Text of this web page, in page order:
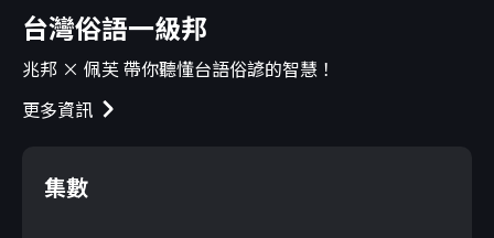
台灣俗語一級邦
兆邦 × 佩芙 帶你聽懂台語俗諺的智慧！
更多資訊
集數